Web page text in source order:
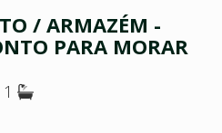
/ ARMAZÉM -
PARA MORAR
1